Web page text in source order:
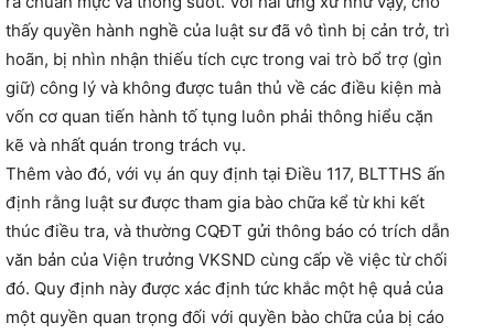
thấy quyền hành nghề của luật sư đã vô tình bị cản trở, trì
hoãn, bị nhìn nhận thiếu tích cực trong vai trò bổ trợ (gìn
giữ) công lý và không được tuân thủ về các điều kiện mà
vốn cơ quan tiến hành tố tụng luôn phải thông hiểu cặn
kẽ và nhất quán trong trách vụ.
Thêm vào đó, với vụ án quy định tại Điều 117, BLTTHS ấn
định rằng luật sư được tham gia bào chữa kể từ khi kết
thúc điều tra, và thường CQĐT gửi thông báo có trích dẫn
văn bản của Viện trưởng VKSND cùng cấp về việc từ chối
đó. Quy định này được xác định tức khắc một hệ quả của
một quyền quan trọng đối với quyền bào chữa của bị cáo